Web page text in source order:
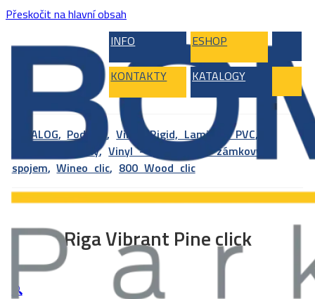
Přeskočit na hlavní obsah
INFO
ESHOP
KONTAKTY KATALOGY
KATALOG, Podlahy,Vinyl, Rigid, Laminát, PVC,
Vinylové podlahy,Vinyl – plovoucí se zámkovým
spojem,Wineo clic, 800 Wood clic
Riga Vibrant Pine click
🔍